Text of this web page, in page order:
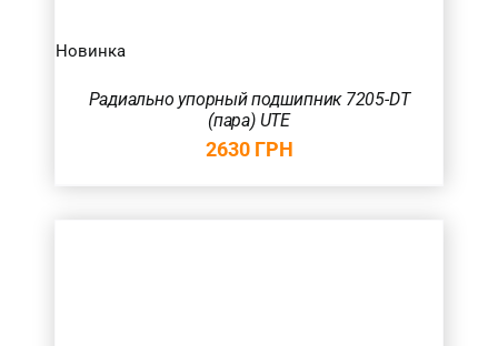
Новинка
Радиально упорный подшипник 7205-DT
(пара) UTE
2630 ГРН